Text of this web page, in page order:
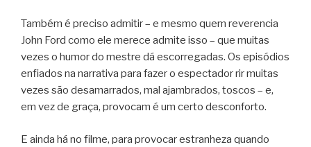
Também é preciso admitir – e mesmo quem reverencia
John Ford como ele merece admite isso – que muitas
vezes o humor do mestre dá escorregadas. Os episódios
enfiados na narrativa para fazer o espectador rir muitas
vezes são desamarrados, mal ajambrados, toscos – e,
em vez de graça, provocam é um certo desconforto.
E ainda há no filme, para provocar estranheza quando